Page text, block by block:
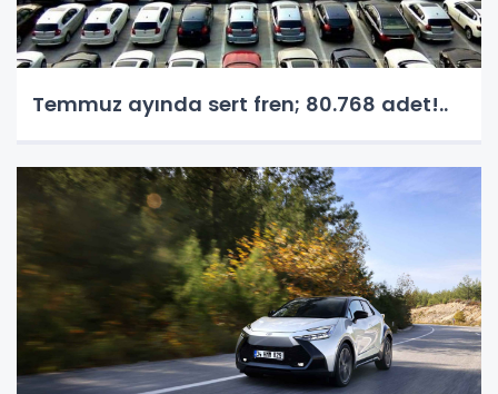
Temmuz ayında sert fren; 80.768 adet!..